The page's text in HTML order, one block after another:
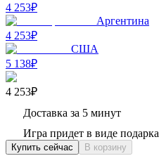
4 253₽
Аргентина
4 253₽
США
5 138₽
4 253₽
Доставка за 5 минут
Игра придет в виде подарка
Купить сейчас В корзину